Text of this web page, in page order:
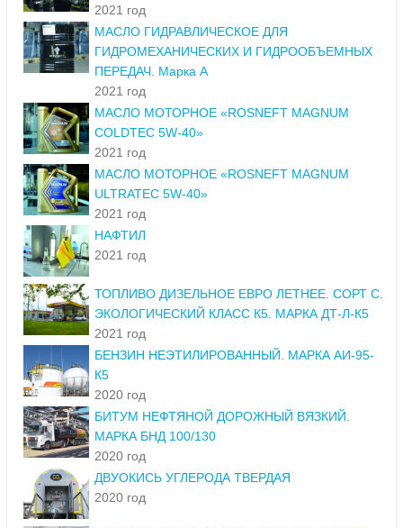
2021 год
МАСЛО ГИДРАВЛИЧЕСКОЕ ДЛЯ
ГИДРОМЕХАНИЧЕСКИХ И ГИДРООБЪЕМНЫХ
ПЕРЕДАЧ. Марка А
2021 год
МАСЛО МОТОРНОЕ «ROSNEFT MAGNUM
COLDTEC 5W-40»
2021 год
МАСЛО МОТОРНОЕ «ROSNEFT MAGNUM
ULTRATEC 5W-40»
2021 год
НАФТИЛ
2021 год
ТОПЛИВО ДИЗЕЛЬНОЕ ЕВРО ЛЕТНЕЕ. СОРТ С.
ЭКОЛОГИЧЕСКИЙ КЛАСС К5. МАРКА ДТ-Л-К5
2021 год
БЕНЗИН НЕЭТИЛИРОВАННЫЙ. МАРКА АИ-95-
К5
2020 год
БИТУМ НЕФТЯНОЙ ДОРОЖНЫЙ ВЯЗКИЙ.
МАРКА БНД 100/130
2020 год
ДВУОКИСЬ УГЛЕРОДА ТВЕРДАЯ
2020 год